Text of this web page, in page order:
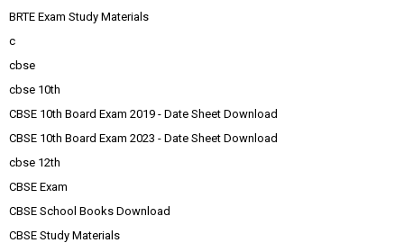
BRTE Exam Study Materials
c
cbse
cbse 10th
CBSE 10th Board Exam 2019 - Date Sheet Download
CBSE 10th Board Exam 2023 - Date Sheet Download
cbse 12th
CBSE Exam
CBSE School Books Download
CBSE Study Materials